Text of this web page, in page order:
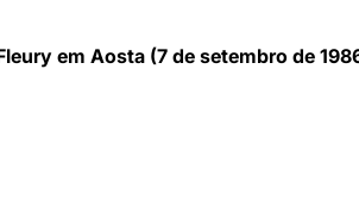
em Aosta (7 de setembro de